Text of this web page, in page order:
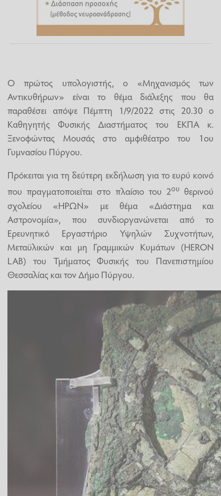
Ο πρώτος υπολογιστής, ο «Μηχανισμός των
Αντικυθήρων» είναι το θέμα διάλεξης που θα
παραθέσει απόψε Πέμπτη 1/9/2022 στις 20.30 ο
Καθηγητής Φυσικής Διαστήματος του ΕΚΠΑ κ.
Ξενοφώντας Μουσάς στο αμφιθέατρο του 1ου
Γυμνασίου Πύργου.
Πρόκειται για τη δεύτερη εκδήλωση για το ευρύ κοινό
που πραγματοποιείται στο πλαίσιο του 2ουθερινού
σχολείου «ΗΡΩΝ» με θέμα «Διάστημα και
Αστρονομία», που συνδιοργανώνεται από το
Ερευνητικό Εργαστήριο Υψηλών Συχνοτήτων,
Μεταϋλικών και μη Γραμμικών Κυμάτων (HERON
LAB) του Τμήματος Φυσικής του Πανεπιστημίου
Θεσσαλίας και τον Δήμο Πύργου.